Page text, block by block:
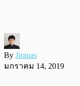
By Jirapas
มกราคม 14, 2019